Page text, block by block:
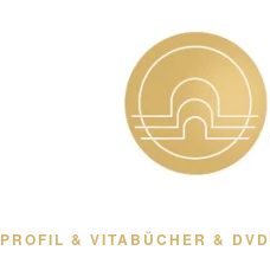
PROFIL & VITA BÜCHER & DVD